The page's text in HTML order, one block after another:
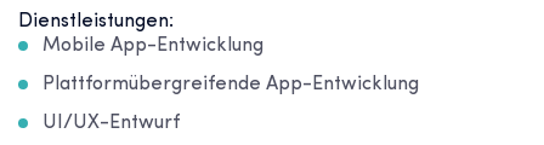
Dienstleistungen:
Mobile App-Entwicklung
Plattformübergreifende App-Entwicklung
UI/UX-Entwurf